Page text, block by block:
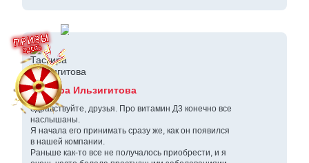
Таскира Ильзигитова
Здравствуйте, друзья. Про витамин Д3 конечно все
наслышаны.
Я начала его принимать сразу же, как он появился
в нашей компании.
Раньше как-то все не получалось приобрести, и я